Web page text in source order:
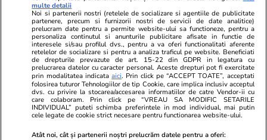
Unica.ro
Program TV
Avantaje
Gazeta Sporturilor
Stiri mondene
Calculator sarcina
Ajută Copiii
Imobiliare.ro
Jobradar24
Imoradar24
Colecții Libertatea
Pariază responsabil! Decizia ONJN nr. 821/25.09.2025.
Jocurile de noroc sunt interzise minorilor.
© 2026 Ringier Romania. Toate drepturile rezervate
multe detalii
Noi si partenerii nostri (retelele de socializare si agentiile de publicitate
partenere, precum si furnizorii nostri de servicii de date analitice)
prelucram date pentru a permite website-ului sa functioneze, pentru a
personaliza continutul si anunturile publicitare afisate in functie de
interesele si/sau profilul dvs., pentru a va oferi functionalitati aferente
retelelor de socializare si pentru a analiza traficul pe website. Beneficiati
de drepturile prevazute de art. 15-22 din GDPR in legatura cu
prelucrarea datelor cu caracter personal. Aceste drepturi pot fi exercitate
prin modalitatea indicataaici. Prin click pe “ACCEPT TOATE”, acceptati
folosirea tuturor Tehnologiilor de tip Cookie, care implica inclusiv acceptul
dvs. cu privire la stocarea/accesarea informatiilor de catre Vendor-ii cu
care colaboram. Prin click pe “VREAU SA MODIFIC SETARILE
INDIVIDUAL” puteti schimba preferintele in mod individual, mai putin
cele legate de cookie strict necesare pentru functionarea website-ului.
Atât noi, cât și partenerii noștri prelucrăm datele pentru a oferi: